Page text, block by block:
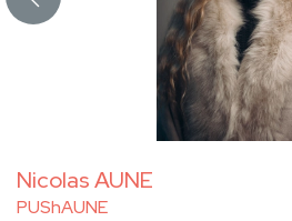
Nicolas AUNE
PUShAUNE